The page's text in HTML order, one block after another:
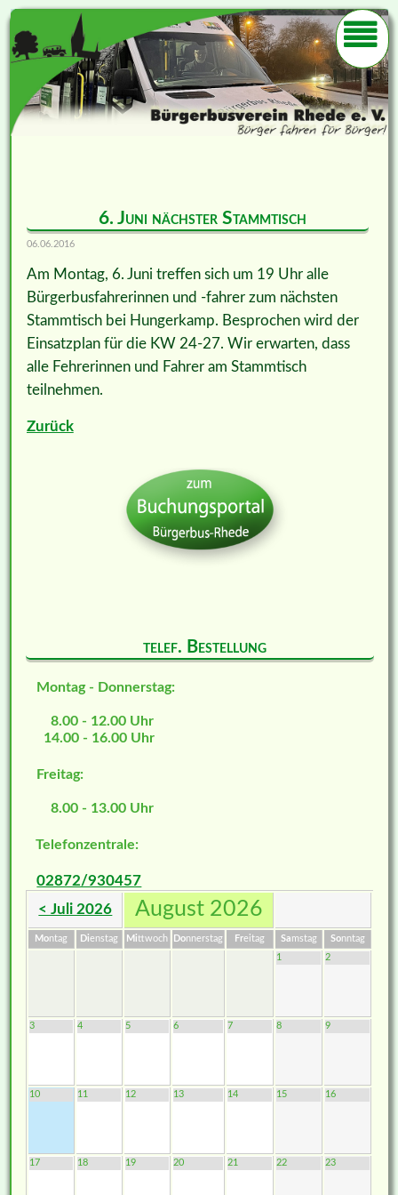
6. Juni nächster Stammtisch
06.06.2016
Am Montag, 6. Juni treffen sich um 19 Uhr alle
Bürgerbusfahrerinnen und -fahrer zum nächsten
Stammtisch bei Hungerkamp. Besprochen wird der
Einsatzplan für die KW 24-27. Wir erwarten, dass
alle Fehrerinnen und Fahrer am Stammtisch
teilnehmen.
Zurück
telef. Bestellung
Montag - Donnerstag:
8.00 - 12.00 Uhr
14.00 - 16.00 Uhr
Freitag:
8.00 - 13.00 Uhr
Telefonzentrale:
02872/930457
< Juli 2026 August 2026
Montag Dienstag Mittwoch Donnerstag Freitag Samstag Sonntag
1
2
3 4 5 6 7 8 9
10 11 12 13 14 15 16
17 18 19 20 21 22 23